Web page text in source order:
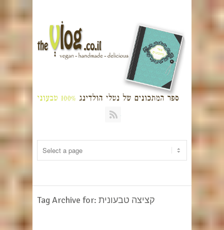
Tag Archive for: קציצה טבעונית